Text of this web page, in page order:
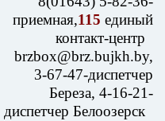
приемная,115 единый
контакт-центр
brzbox@brz.bujkh.by,
3-67-47-диспетчер
Береза, 4-16-21-
диспетчер Белоозерск